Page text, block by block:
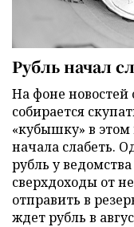
Рубль начал
На фоне
собирается
«кубышку» в
начала слабеть.
рубль у
сверхдоходы от
отправить в
ждет рубль в